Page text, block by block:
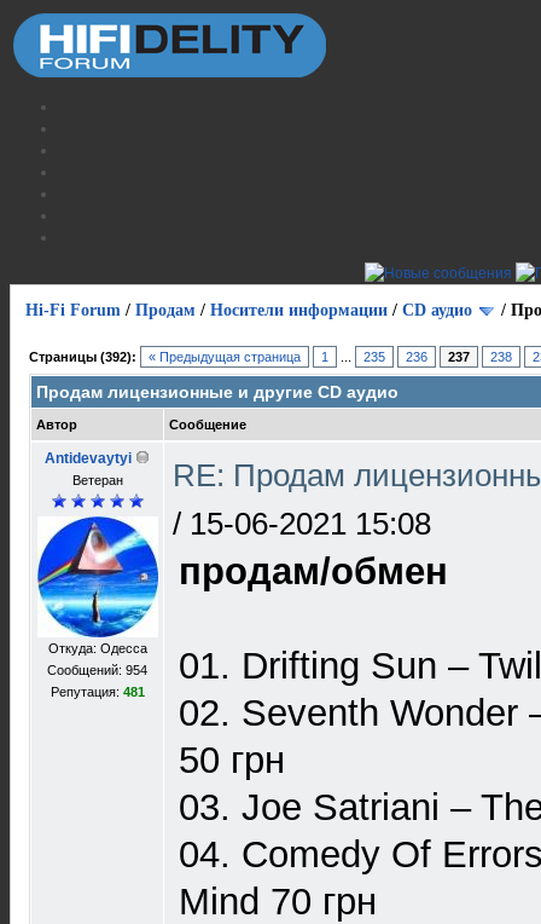
Hi-Fi Forum / Продам / Носители информации / СD аудио /
Страницы (392): « Предыдущая страница 1 235 236 237 238
Продам лицензионные и другие CD аудио
Автор Сообщение
Antidevaytyi
Ветеран
Откуда: Одесса
Сообщений: 954
Репутация: 481
RE: Продам
/ 15-06-2021 15:08
продам/обмен
01. Drifting Sun ‎–
02. Seventh Wonder
50 грн
03. Joe Satriani –
04. Comedy Of
Mind 70 грн